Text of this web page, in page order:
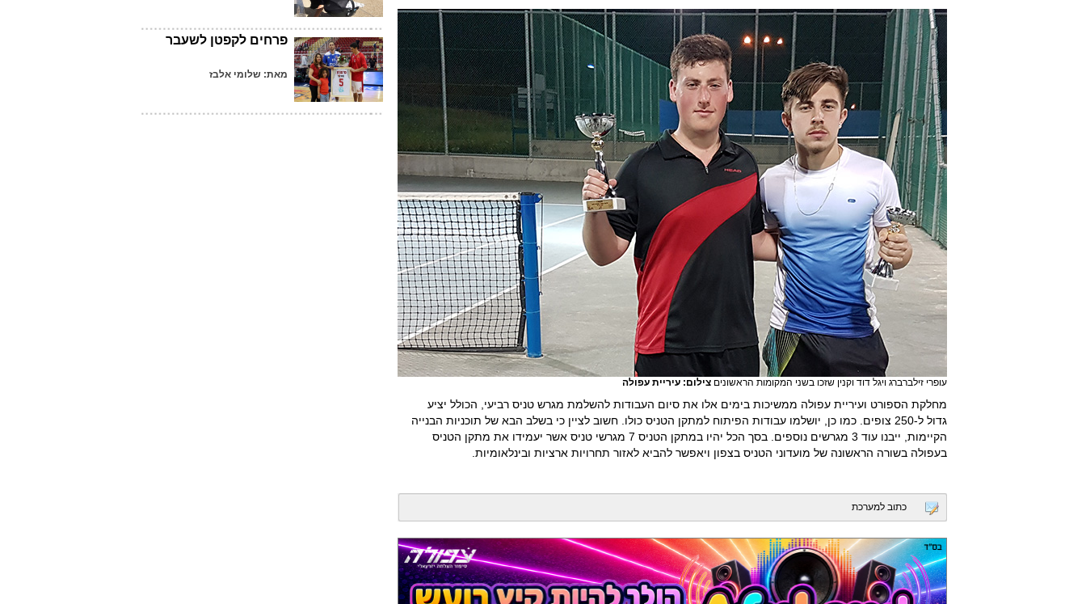
עופרי זילברברג ויגל דוד וקנין שזכו בשני המקומות הראשונים צילום: עיריית עפולה
מחלקת הספורט ועיריית עפולה ממשיכות בימים אלו את סיום העבודות להשלמת מגרש טניס רביעי, הכולל יציע
גדול ל-250 צופים. כמו כן, יושלמו עבודות הפיתוח למתקן הטניס כולו. חשוב לציין כי בשלב הבא של תוכניות הבנייה
הקיימות, ייבנו עוד 3 מגרשים נוספים. בסך הכל יהיו במתקן הטניס 7 מגרשי טניס אשר יעמידו את מתקן הטניס
בעפולה בשורה הראשונה של מועדוני הטניס בצפון ויאפשר להביא לאזור תחרויות ארציות ובינלאומיות.
כתוב למערכת
פרחים לקפטן לשעבר
מאת: שלומי אלבז